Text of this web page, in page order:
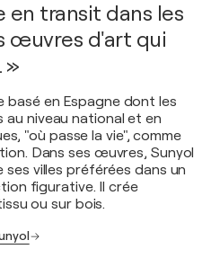
en transit dans les
œuvres d'art qui
»
basé en Espagne dont les
niveau national et en
"où passe la vie", comme
Dans ses œuvres, Sunyol
villes préférées dans un
figurative. Il crée
ou sur bois.